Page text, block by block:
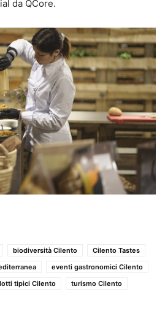
da QCore.
biodiversità Cilento
Cilento Tastes
eventi gastronomici Cilento
tipici Cilento
turismo Cilento